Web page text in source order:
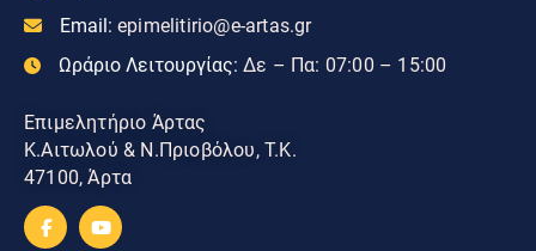
Email: epimelitirio@e-artas.gr
Ωράριο Λειτουργίας: Δε – Πα: 07:00 – 15:00
Επιμελητήριο Άρτας
Κ.Αιτωλού & Ν.Πριοβόλου, Τ.Κ.
47100, Άρτα